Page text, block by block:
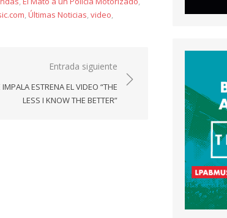
,Últimas Noticias,video,
Entrada siguiente
ESTRENA EL VIDEO “THE
LESS I KNOW THE BETTER”